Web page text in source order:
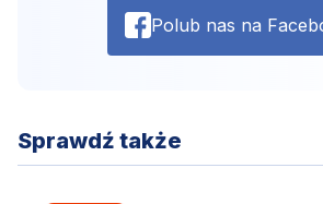
Polub nas na
Sprawdź także